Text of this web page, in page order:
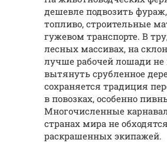
дешевле подвозить
топливо, строительные
гужевом транспорте. В
лесных массивах, на
лучше рабочей лошади
вытянуть срубленное
сохраняется традиция
в повозках, особенно
Многочисленные
странах мира не
раскрашенных экипажей.